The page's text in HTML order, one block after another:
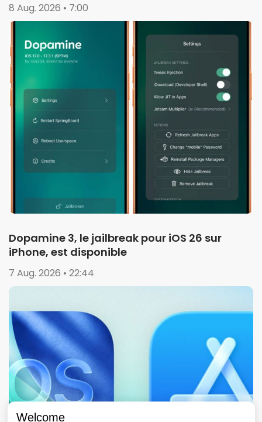
8 Aug. 2026 • 7:00
Dopamine 3, le jailbreak pour iOS 26 sur
iPhone, est disponible
7 Aug. 2026 • 22:44
Welcome